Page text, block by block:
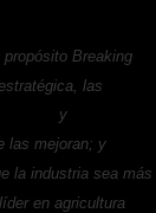
Breaking
las
y
las mejoran; y
la industria sea más
líder en agricultura